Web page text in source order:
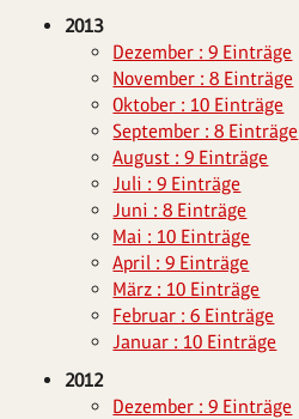
2013
Dezember : 9 Einträge
November : 8 Einträge
Oktober : 10 Einträge
September : 8 Einträge
August : 9 Einträge
Juli : 9 Einträge
Juni : 8 Einträge
Mai : 10 Einträge
April : 9 Einträge
März : 10 Einträge
Februar : 6 Einträge
Januar : 10 Einträge
2012
Dezember : 9 Einträge